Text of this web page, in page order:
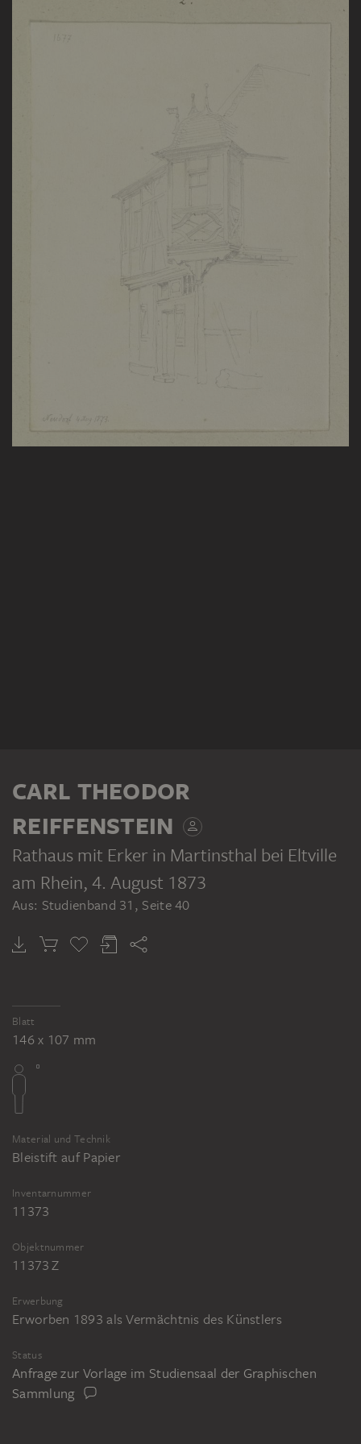
CARL THEODOR
REIFFENSTEIN
Rathaus mit Erker in Martinsthal bei Eltville
am Rhein, 4. August 1873
Aus: Studienband 31, Seite 40
Blatt
146 x 107 mm
Material und Technik
Bleistift auf Papier
Inventarnummer
11373
Objektnummer
11373 Z
Erwerbung
Erworben 1893 als Vermächtnis des Künstlers
Status
Anfrage zur Vorlage im Studiensaal der Graphischen
Sammlung